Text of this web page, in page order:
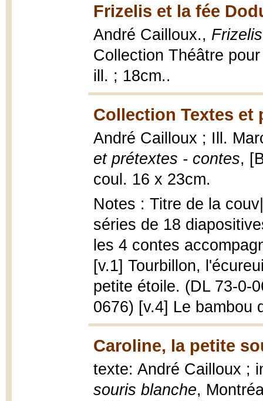
Frizelis et la fée
André Cailloux.,
Collection Théâtre
ill. ; 18cm..
Collection Textes et
André Cailloux ; Ill.
et prétextes - contes,
coul. 16 x 23cm.
Notes : Titre de la
séries de 18
les 4 contes
[v.1] Tourbillon,
petite étoile. (DL 73-0-
0676) [v.4] Le bambou
Caroline, la petite
texte: André Cailloux ;
souris blanche,